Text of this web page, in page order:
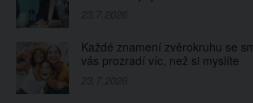
Každé znamení zvěrokruhu se
vás prozradí víc, než si myslíte